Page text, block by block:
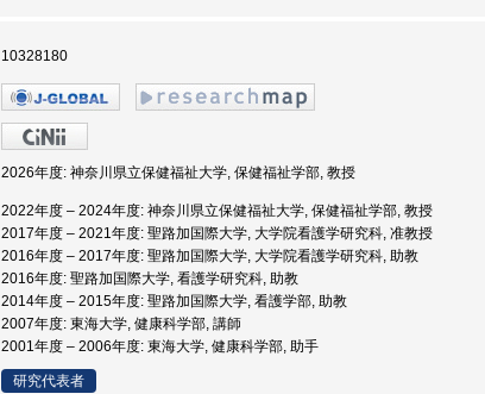
10328180
2026年度: 神奈川県立保健福祉大学, 保健福祉学部, 教授
2022年度 – 2024年度: 神奈川県立保健福祉大学, 保健福祉学部, 教授
2017年度 – 2021年度: 聖路加国際大学, 大学院看護学研究科, 准教授
2016年度 – 2017年度: 聖路加国際大学, 大学院看護学研究科, 助教
2016年度: 聖路加国際大学, 看護学研究科, 助教
2014年度 – 2015年度: 聖路加国際大学, 看護学部, 助教
2007年度: 東海大学, 健康科学部, 講師
2001年度 – 2006年度: 東海大学, 健康科学部, 助手
研究代表者